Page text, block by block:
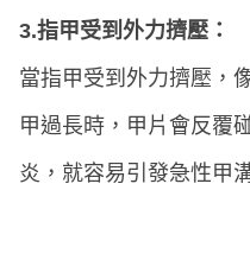
3.指甲受到外力擠壓：
當指甲受到外力擠壓，
甲過長時，甲片會反覆
炎，就容易引發急性甲